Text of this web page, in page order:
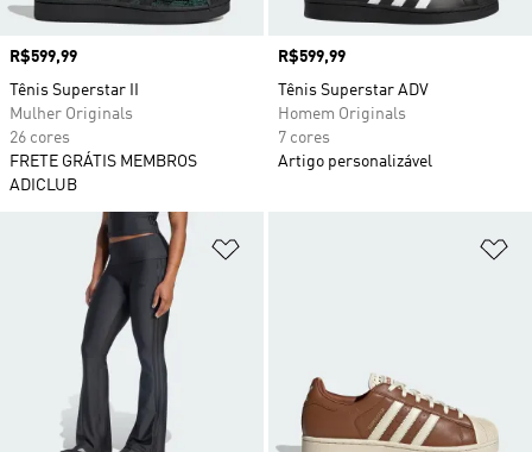
Preço
R$599,99
Tênis Superstar II
Mulher Originals
26 cores
FRETE GRÁTIS MEMBROS
ADICLUB
Preço
R$599,99
Tênis Superstar ADV
Homem Originals
7 cores
Artigo personalizável